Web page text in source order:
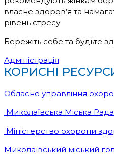
власне здоров’я та
рівень стресу.
Бережіть себе та будьте
Адміністрація
КОРИСНІ
Обласне управління
Миколаївська Міська Рада
Міністерство охорони
Миколаївський міський